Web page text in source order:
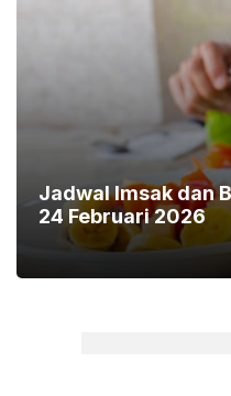
Jadwal Imsak dan
24 Februari 2026